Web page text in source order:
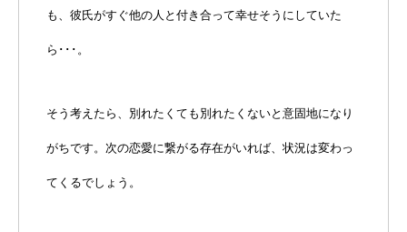
も、彼氏がすぐ他の人と付き合って幸せそうにしていた
ら･･･。
そう考えたら、別れたくても別れたくないと意固地になり
がちです。次の恋愛に繋がる存在がいれば、状況は変わっ
てくるでしょう。